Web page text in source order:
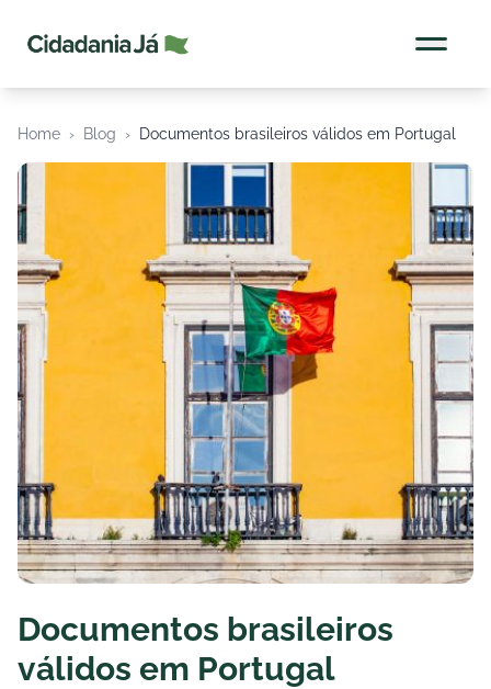
Home › Blog › Documentos brasileiros válidos em Portugal
Documentos brasileiros
válidos em Portugal